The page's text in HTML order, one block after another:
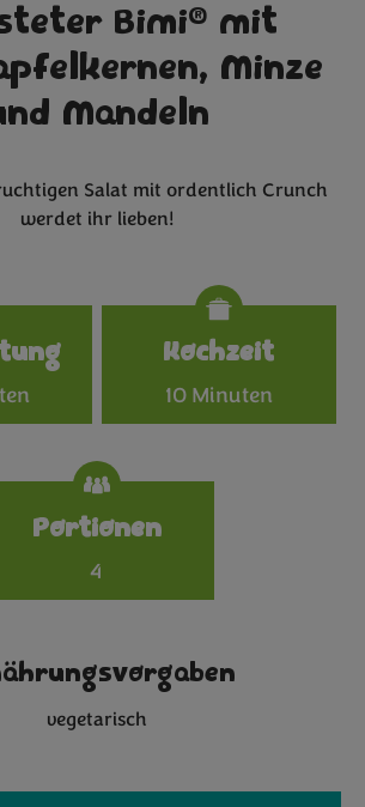
Bimi®mit
Minze
Mandeln
Salat mit ordentlich Crunch
werdet ihr lieben!
Specifications
Kochzeit
10 Minuten
Portionen
4
vegetarisch